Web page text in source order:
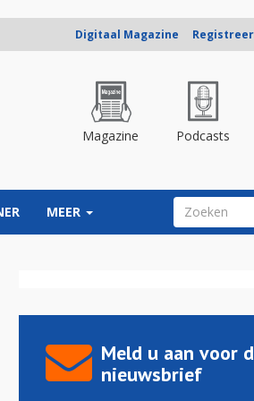
Digitaal Magazine Registreer
Magazine Podcasts
MEER ZOEKVELD
Meld u aan voor
nieuwsbrief